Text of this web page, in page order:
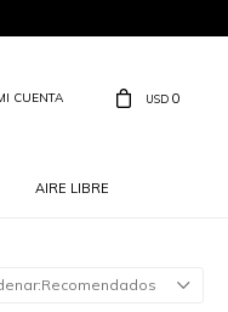
AIRE LIBRE
USD 0
Recomendados